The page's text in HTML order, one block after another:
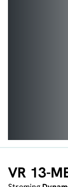
VR 13-